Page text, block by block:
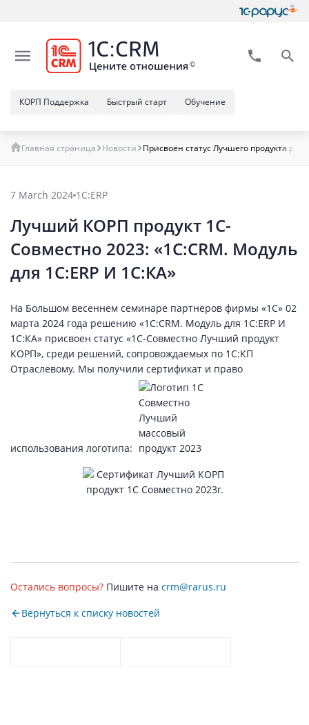
Обучение
Быстрый старт
КОРП Поддержка
Главная страница Новости Присвоен статус Лучшего продукта
7 March 2024 1С:ERP
Лучший КОРП продукт 1С-
Совместно 2023: «1С:CRM. Модуль
для 1C:ERP И 1С:КА»
На Большом весеннем семинаре партнеров фирмы «1С» 02
марта 2024 года решению «1С:CRM. Модуль для 1C:ERP И
1С:КА» присвоен статус «1С-Совместно Лучший продукт
КОРП», среди решений, сопровождаемых по 1С:КП
Отраслевому. Мы получили сертификат и право
использования логотипа:
Остались вопросы? Пишите на crm@rarus.ru
Вернуться к списку новостей